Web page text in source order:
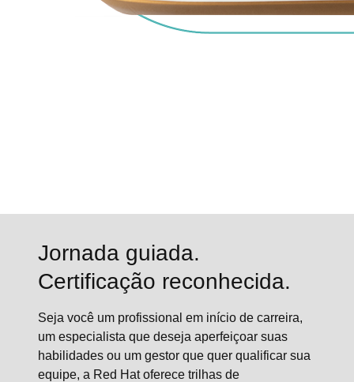
Jornada guiada.
Certificação reconhecida.
Seja você um profissional em início de carreira,
um especialista que deseja aperfeiçoar suas
habilidades ou um gestor que quer qualificar sua
equipe, a Red Hat oferece trilhas de